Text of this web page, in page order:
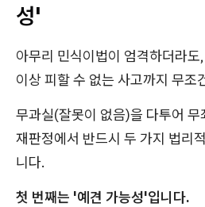
성'
아무리 민식이법이 엄격하더라
이상 피할 수 없는 사고까지 무조
무과실(잘못이 없음)을 다투어
재판정에서 반드시 두 가지 법리
니다.
첫 번째는 '예견 가능성'입니다.